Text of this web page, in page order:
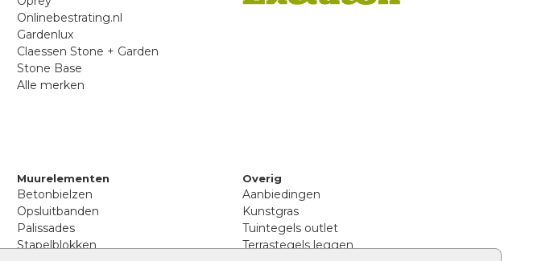
Onlinebestrating.nl
Gardenlux
Claessen Stone + Garden
Stone Base
Alle merken
Muurelementen
Betonbielzen
Opsluitbanden
Palissades
Stapelblokken
Overig
Aanbiedingen
Kunstgras
Tuintegels outlet
Terrastegels leggen